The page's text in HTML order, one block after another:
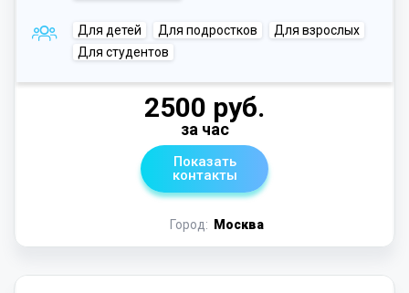
Для детей Для подростков
Для взрослых
Для студентов
Город: Москва
2500 руб.
за час
Показать
контакты